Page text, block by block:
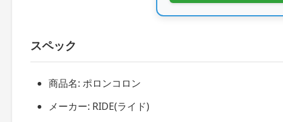
スペック
商品名: ポロンコロン
メーカー: RIDE(ライド)